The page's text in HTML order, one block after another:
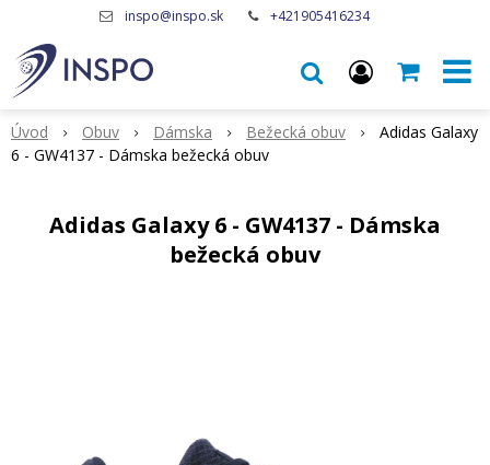
inspo@inspo.sk +421905416234
Úvod Obuv Dámska Bežecká obuv
Adidas Galaxy
6 - GW4137 - Dámska bežecká obuv
Adidas Galaxy 6 - GW4137 - Dámska
bežecká obuv